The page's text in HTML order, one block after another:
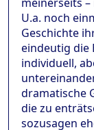
U.a. noch
Geschichte
eindeutig die
individuell,
dramatische
die zu
sozusagen